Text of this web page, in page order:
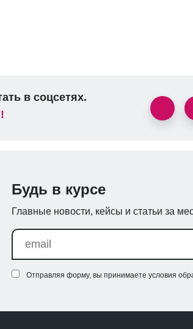
в соцсетях.
Будь в курсе
Главные новости, кейсы и статьи за
Отправляя форму, вы принимаете условия